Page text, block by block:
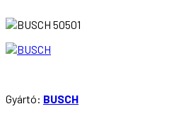
Gyártó: BUSCH